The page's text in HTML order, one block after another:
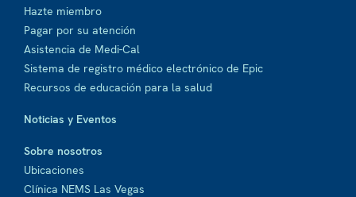
Hazte miembro
Pagar por su atención
Asistencia de Medi-Cal
Sistema de registro médico electrónico de Epic
Recursos de educación para la salud
Noticias y Eventos
Sobre nosotros
Ubicaciones
Clínica NEMS Las Vegas